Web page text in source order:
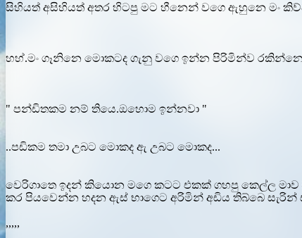
සිහියත් අසිහියත් අතර හිටපු මට හීනෙන් වගෙ ඇහුනෙ මං
හහ්.මං ගෑනිනෙ මොකටද ගැනු වගෙ ඉන්න පිරිමින්ව
" පන්ඩිතකම නම් තියෙ.ඔහොම ඉන්නවා "
..පඩිකම තමා උබට මොකද ඇ උබට මොකද...
වෙරිගාතෙ ඉදන් කියොන මගෙ කටට එකක් ගහපු කෙල්ල මාව
කර පියවෙන්න හදන ඇස් භාගෙට අරිමින් අඩිය තිබ්බෙ සැරින්
,,,,,